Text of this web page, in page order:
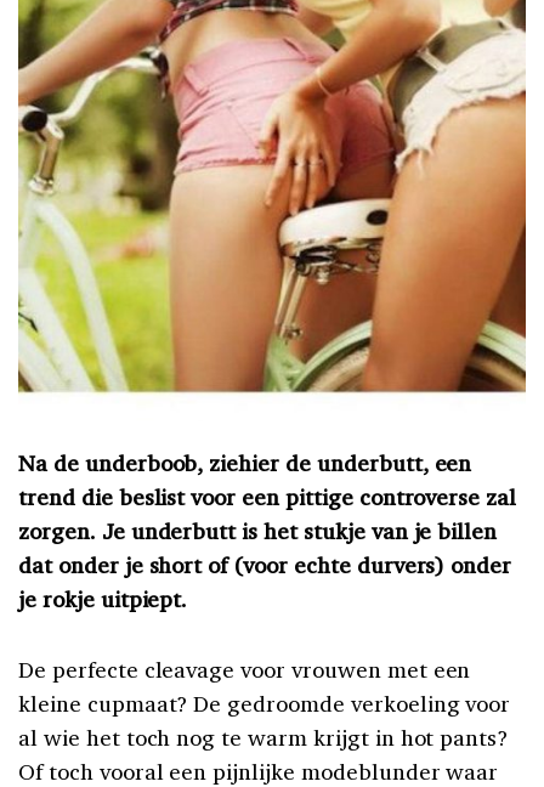
Na de underboob, ziehier de underbutt, een
trend die beslist voor een pittige controverse zal
zorgen. Je underbutt is het stukje van je billen
dat onder je short of (voor echte durvers) onder
je rokje uitpiept.
De perfecte cleavage voor vrouwen met een
kleine cupmaat? De gedroomde verkoeling voor
al wie het toch nog te warm krijgt in hot pants?
Of toch vooral een pijnlijke modeblunder waar